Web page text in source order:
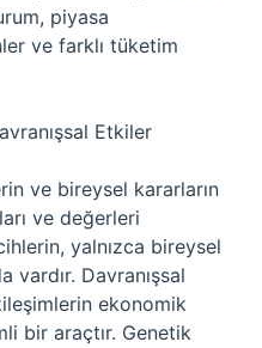
piyasa
ve farklı tüketim
Etkiler
ve bireysel kararların
ve değerleri
yalnızca bireysel
Davranışsal
ekonomik
bir araçtır. Genetik